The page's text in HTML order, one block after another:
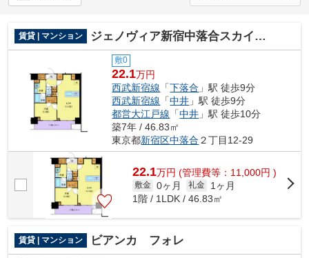
賃貸 | マンション ジェノヴィア新宿中落合スカイガーデン
敷0
22.1万円
西武新宿線 「下落合 」駅 徒歩9分
西武新宿線 「中井 」駅 徒歩9分
都営大江戸線 「中井 」駅 徒歩10分
築7年 / 46.83㎡
東京都新宿区中落合 ２丁目12-29
22.1万円 (管理費等：11,000円 )
敷金 0ヶ月 礼金
1ヶ月
1階 / 1LDK / 46.83㎡
賃貸 | マンション ビアンカ フォレ